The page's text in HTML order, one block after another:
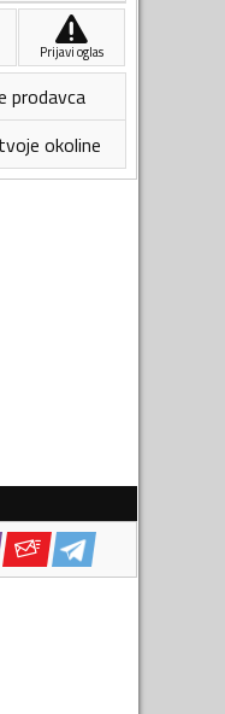
Prijavi oglas
prodavca
okoline